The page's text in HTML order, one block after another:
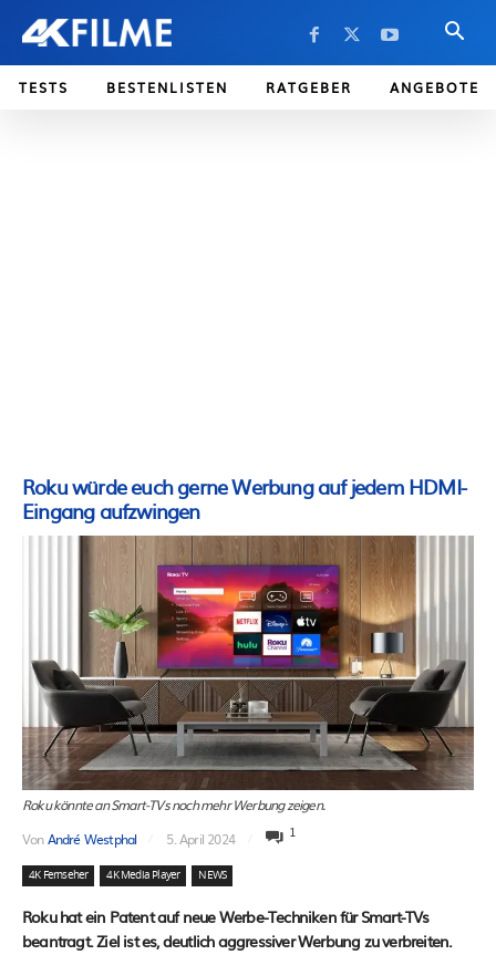
TESTS BESTENLISTEN RATGEBER ANGEBOTE
Roku würde euch gerne Werbung auf jedem HDMI-
Eingang aufzwingen
Roku könnte an Smart-TVs noch mehr Werbung zeigen.
VonAndré Westphal 5. April 2024 1
4K Fernseher 4K Media Player NEWS
Roku hat ein Patent auf neue Werbe-Techniken für Smart-TVs
beantragt. Ziel ist es, deutlich aggressiver Werbung zu verbreiten.